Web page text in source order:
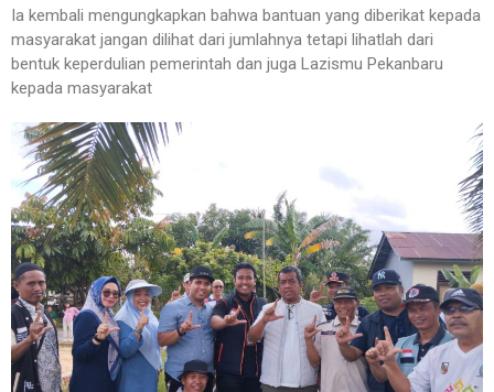
Ia kembali mengungkapkan bahwa bantuan yang diberikat kepada
masyarakat jangan dilihat dari jumlahnya tetapi lihatlah dari
bentuk keperdulian pemerintah dan juga Lazismu Pekanbaru
kepada masyarakat